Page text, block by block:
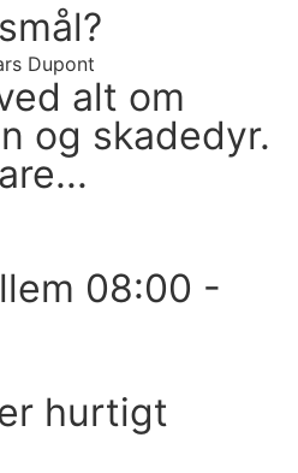
alt om
og skadedyr.
08:00 -
hurtigt